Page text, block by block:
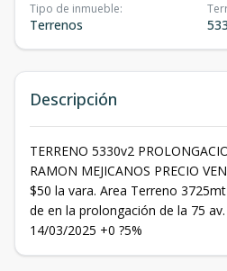
Tipo de inmueble:
Terrenos
Descripción
TERRENO 5330v2
RAMON MEJICANOS PRECIO
$50 la vara. Area Terreno
de en la prolongación de la 75
14/03/2025 +0 ?5%